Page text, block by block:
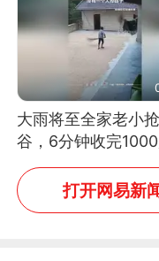
大雨将至全家老小
谷，6分钟收完1000
没有一个人掉链子
打开网易新